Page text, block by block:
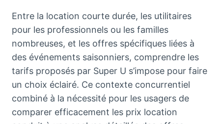
Entre la location courte durée, les utilitaires
pour les professionnels ou les familles
nombreuses, et les offres spécifiques liées à
des événements saisonniers, comprendre les
tarifs proposés par Super U s’impose pour faire
un choix éclairé. Ce contexte concurrentiel
combiné à la nécessité pour les usagers de
comparer efficacement les prix location